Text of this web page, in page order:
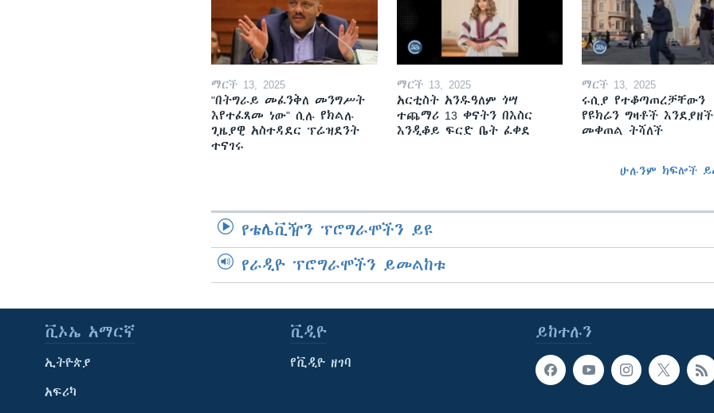
ማርች 13, 2025
"በትግራይ መፈንቅለ መንግሥት
እየተፈጸመ ነው" ሲሉ የክልሉ
ጊዜያዊ አስተዳደር ፕሬዝደንት
ተናገሩ
ማርች 13, 2025
አርቲስት አንዱዓለም ጎሣ
ተጨማሪ 13 ቀናትን በእስር
እንዲቆይ ፍርድ ቤት ፈቀደ
ማርች 13, 2025
ሩሲያ የተቆጣጠረቻቸውን
የዩክሬን ግዛቶች እንደያዘች
መቀጠል ትሻለች
ሁሉንም ክፍሎች
የቴሌቪዥን ፕሮግራሞችን ይዩ
የራዲዮ ፕሮግራሞችን ይመልከቱ
ይከተሉን
ቪኦኤ አማርኛ
ኢትዮጵያ
አፍሪካ
ቪዲዮ
የቪዲዮ ዘገባ